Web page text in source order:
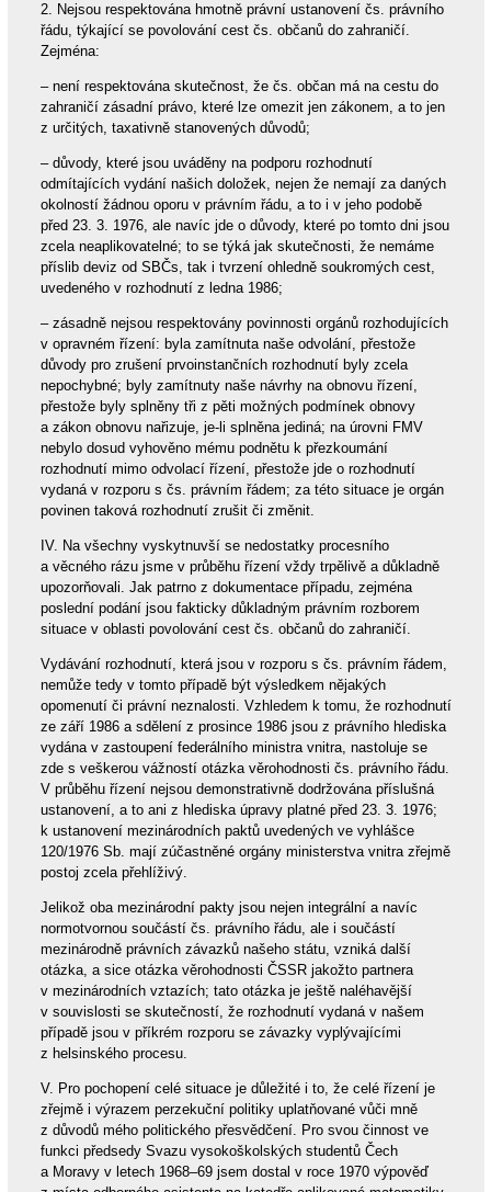
2. Nejsou respektována hmotně právní ustanovení čs. právního
řádu, týkající se povolování cest čs. občanů do zahraničí.
Zejména:
– není respektována skutečnost, že čs. občan má na cestu do
zahraničí zásadní právo, které lze omezit jen zákonem, a to jen
z určitých, taxativně stanovených důvodů;
– důvody, které jsou uváděny na podporu rozhodnutí
odmítajících vydání našich doložek, nejen že nemají za daných
okolností žádnou oporu v právním řádu, a to i v jeho podobě
před 23. 3. 1976, ale navíc jde o důvody, které po tomto dni jsou
zcela neaplikovatelné; to se týká jak skutečnosti, že nemáme
příslib deviz od SBČs, tak i tvrzení ohledně soukromých cest,
uvedeného v rozhodnutí z ledna 1986;
– zásadně nejsou respektovány povinnosti orgánů rozhodujících
v opravném řízení: byla zamítnuta naše odvolání, přestože
důvody pro zrušení prvoinstančních rozhodnutí byly zcela
nepochybné; byly zamítnuty naše návrhy na obnovu řízení,
přestože byly splněny tři z pěti možných podmínek obnovy
a zákon obnovu nařizuje, je-li splněna jediná; na úrovni FMV
nebylo dosud vyhověno mému podnětu k přezkoumání
rozhodnutí mimo odvolací řízení, přestože jde o rozhodnutí
vydaná v rozporu s čs. právním řádem; za této situace je orgán
povinen taková rozhodnutí zrušit či změnit.
IV. Na všechny vyskytnuvší se nedostatky procesního
a věcného rázu jsme v průběhu řízení vždy trpělivě a důkladně
upozorňovali. Jak patrno z dokumentace případu, zejména
poslední podání jsou fakticky důkladným právním rozborem
situace v oblasti povolování cest čs. občanů do zahraničí.
Vydávání rozhodnutí, která jsou v rozporu s čs. právním řádem,
nemůže tedy v tomto případě být výsledkem nějakých
opomenutí či právní neznalosti. Vzhledem k tomu, že rozhodnutí
ze září 1986 a sdělení z prosince 1986 jsou z právního hlediska
vydána v zastoupení federálního ministra vnitra, nastoluje se
zde s veškerou vážností otázka věrohodnosti čs. právního řádu.
V průběhu řízení nejsou demonstrativně dodržována příslušná
ustanovení, a to ani z hlediska úpravy platné před 23. 3. 1976;
k ustanovení mezinárodních paktů uvedených ve vyhlášce
120/1976 Sb. mají zúčastněné orgány ministerstva vnitra zřejmě
postoj zcela přehlíživý.
Jelikož oba mezinárodní pakty jsou nejen integrální a navíc
normotvornou součástí čs. právního řádu, ale i součástí
mezinárodně právních závazků našeho státu, vzniká další
otázka, a sice otázka věrohodnosti ČSSR jakožto partnera
v mezinárodních vztazích; tato otázka je ještě naléhavější
v souvislosti se skutečností, že rozhodnutí vydaná v našem
případě jsou v příkrém rozporu se závazky vyplývajícími
z helsinského procesu.
V. Pro pochopení celé situace je důležité i to, že celé řízení je
zřejmě i výrazem perzekuční politiky uplatňované vůči mně
z důvodů mého politického přesvědčení. Pro svou činnost ve
funkci předsedy Svazu vysokoškolských studentů Čech
a Moravy v letech 1968–69 jsem dostal v roce 1970 výpověď